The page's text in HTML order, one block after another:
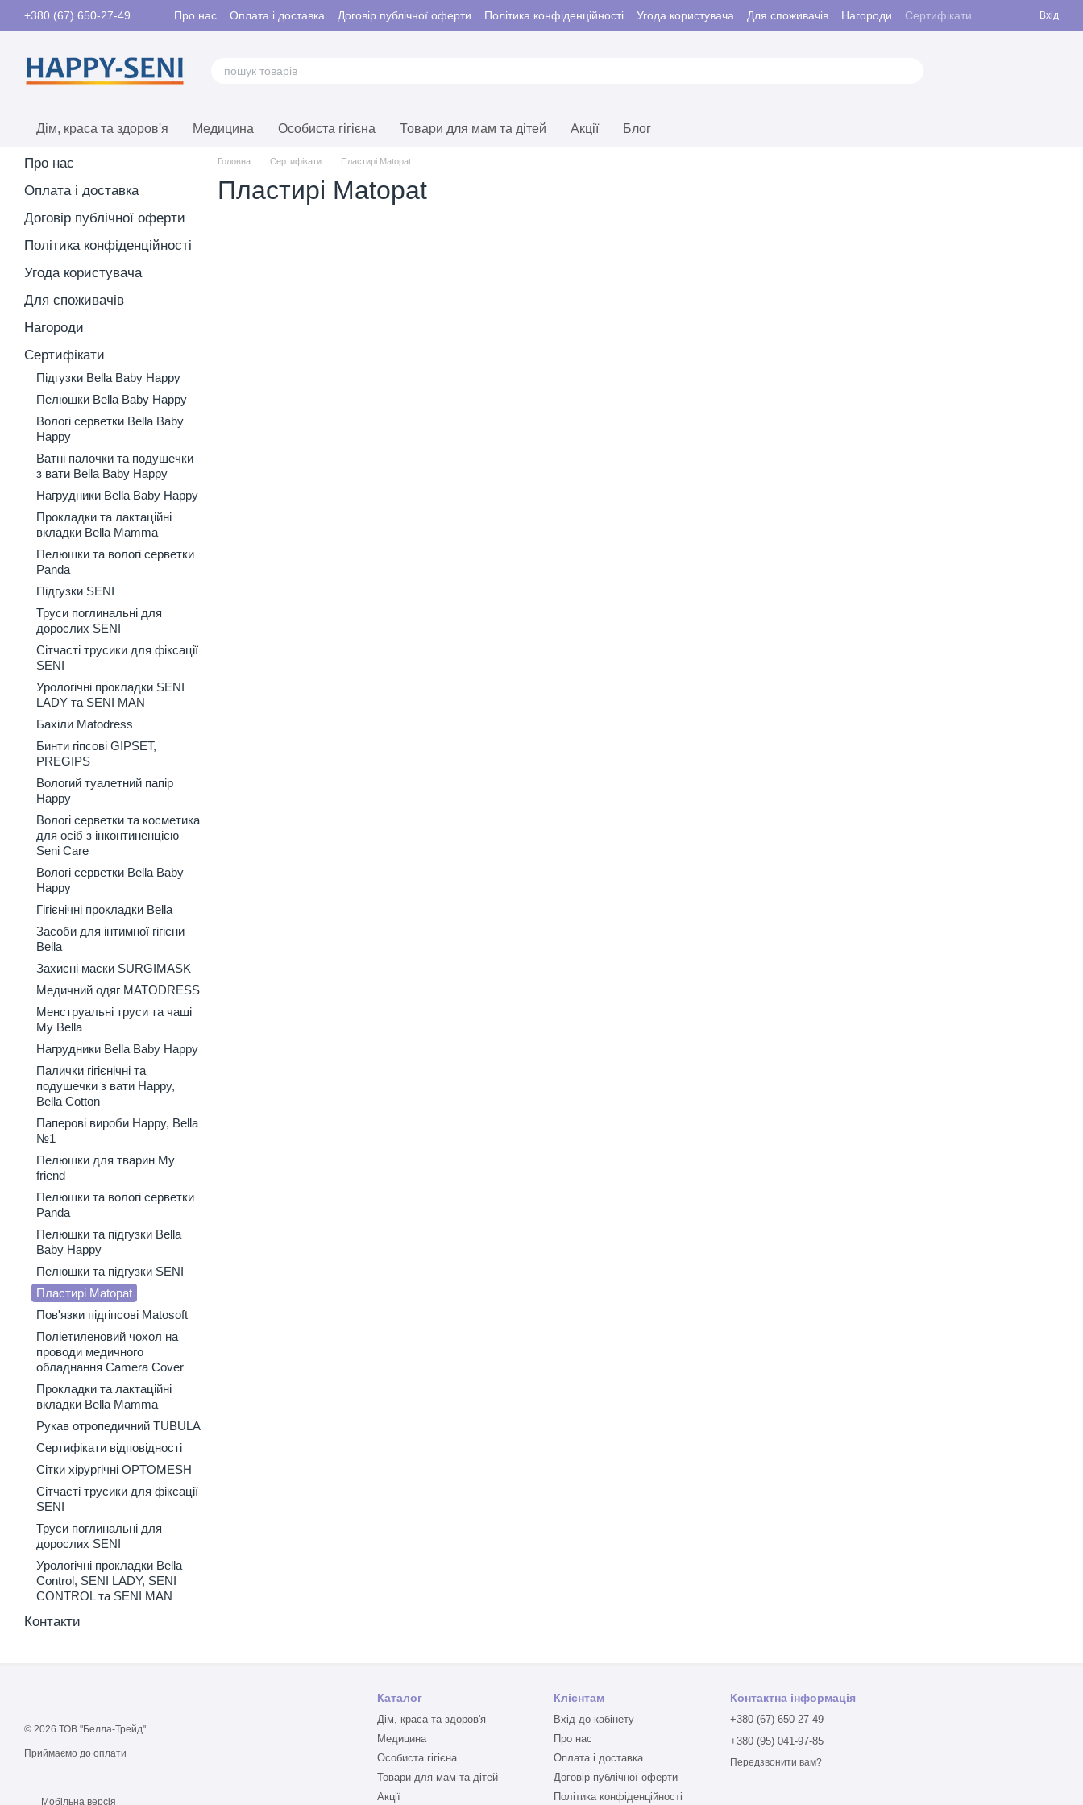
Перейти до основного контенту
+380 (67) 650-27-49 Про нас Оплата і доставка Договір публічної оферти Політика конфіденційності Угода користувача Для споживачів Нагороди
Сертифікати
Контакти
Вхід
Дім, краса та здоров'я Медицина Особиста гігієна Товари для мам та дітей Акції Блог
Головна Сертифікати Пластирі Matopat
Пластирі Matopat
Про нас
Оплата і доставка
Договір публічної оферти
Політика конфіденційності
Угода користувача
Для споживачів
Нагороди
Сертифікати
Підгузки Bella Baby Happy
Пелюшки Bella Baby Happy
Вологі серветки Bella Baby
Happy
Ватні палочки та подушечки
з вати Bella Baby Happy
Нагрудники Bella Baby Happy
Прокладки та лактаційні
вкладки Bella Mamma
Пелюшки та вологі серветки
Panda
Підгузки SENI
Труси поглинальні для
дорослих SENI
Сітчасті трусики для фіксації
SENI
Урологічні прокладки SENI
LADY та SENI MAN
Бахіли Matodress
Бинти гіпсові GIPSET,
PREGIPS
Вологий туалетний папір
Happy
Вологі серветки та косметика
для осіб з інконтиненцією
Seni Care
Вологі серветки Bella Baby
Happy
Гігієнічні прокладки Bella
Засоби для інтимної гігієни
Bella
Захисні маски SURGIMASK
Медичний одяг MATODRESS
Менструальні труси та чаші
My Bella
Нагрудники Bella Baby Happy
Палички гігієнічні та
подушечки з вати Happy,
Bella Cotton
Паперові вироби Happy, Bella
№1
Пелюшки для тварин My
friend
Пелюшки та вологі серветки
Panda
Пелюшки та підгузки Bella
Baby Happy
Пелюшки та підгузки SENI
Пластирі Matopat
Пов'язки підгіпсові Matosoft
Поліетиленовий чохол на
проводи медичного
обладнання Camera Cover
Прокладки та лактаційні
вкладки Bella Mamma
Рукав отропедичний TUBULA
Сертифікати відповідності
Сітки хірургічні OPTOMESH
Сітчасті трусики для фіксації
SENI
Труси поглинальні для
дорослих SENI
Урологічні прокладки Bella
Control, SENI LADY, SENI
CONTROL та SENI MAN
Контакти
© 2026 ТОВ "Белла-Трейд"
Приймаємо до оплати
Мобільна версія
Каталог
Дім, краса та здоров'я
Медицина
Особиста гігієна
Товари для мам та дітей
Акції
Клієнтам
Вхід до кабінету
Про нас
Оплата і доставка
Договір публічної оферти
Політика конфіденційності
Контактна інформація
+380 (67) 650-27-49
+380 (95) 041-97-85
Передзвонити вам?